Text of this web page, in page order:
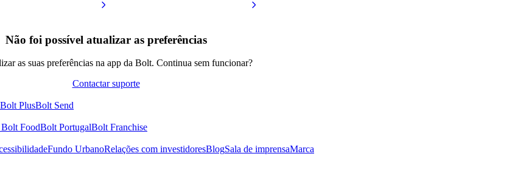
Não foi possível atualizar as preferências
as suas preferências na app da Bolt. Continua sem funcionar?
Contactar suporte
Bolt PlusBolt Send
Bolt FoodBolt PortugalBolt Franchise
Fundo UrbanoRelações com investidoresBlogSala de imprensaMarca